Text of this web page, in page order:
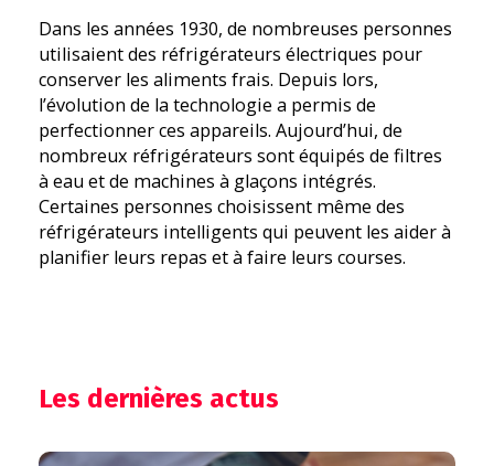
Dans les années 1930, de nombreuses personnes
utilisaient des réfrigérateurs électriques pour
conserver les aliments frais. Depuis lors,
l’évolution de la technologie a permis de
perfectionner ces appareils. Aujourd’hui, de
nombreux réfrigérateurs sont équipés de filtres
à eau et de machines à glaçons intégrés.
Certaines personnes choisissent même des
réfrigérateurs intelligents qui peuvent les aider à
planifier leurs repas et à faire leurs courses.
Les dernières actus